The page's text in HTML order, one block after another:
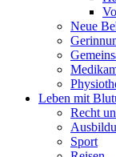
Neue
Leben mit
Recht
Sport